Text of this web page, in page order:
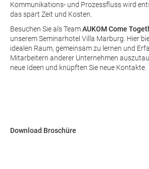
Kommunikations- und Prozessfluss wird
das spart Zeit und Kosten.
Besuchen Sie als TeamAUKOM Come
unserem Seminarhotel Villa Marburg. Hier
idealen Raum, gemeinsam zu lernen und
Mitarbeitern anderer Unternehmen
neue Ideen und knüpften Sie neue Kontakte.
Download Broschüre